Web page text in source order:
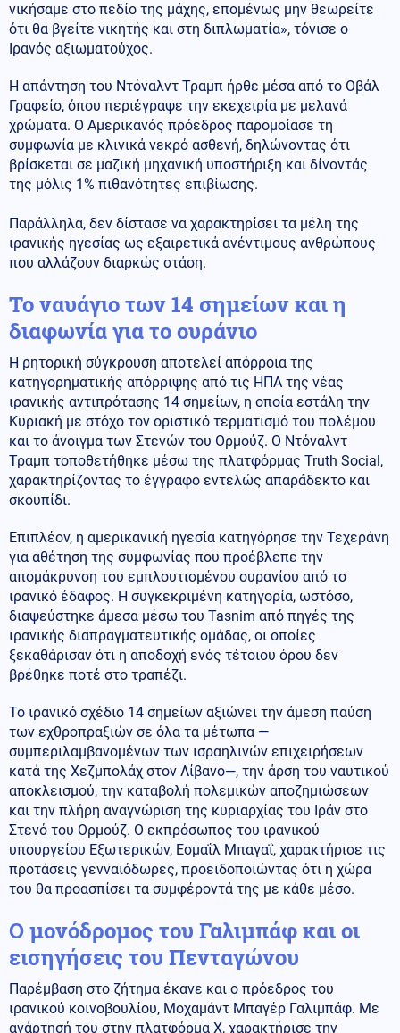
νικήσαμε στο πεδίο της μάχης, επομένως μην θεωρείτε
ότι θα βγείτε νικητής και στη διπλωματία», τόνισε ο
Ιρανός αξιωματούχος.
Η απάντηση του Ντόναλντ Τραμπ ήρθε μέσα από το Οβάλ
Γραφείο, όπου περιέγραψε την εκεχειρία με μελανά
χρώματα. Ο Αμερικανός πρόεδρος παρομοίασε τη
συμφωνία με κλινικά νεκρό ασθενή, δηλώνοντας ότι
βρίσκεται σε μαζική μηχανική υποστήριξη και δίνοντάς
της μόλις 1% πιθανότητες επιβίωσης.
Παράλληλα, δεν δίστασε να χαρακτηρίσει τα μέλη της
ιρανικής ηγεσίας ως εξαιρετικά ανέντιμους ανθρώπους
που αλλάζουν διαρκώς στάση.
Το ναυάγιο των 14 σημείων και η
διαφωνία για το ουράνιο
Η ρητορική σύγκρουση αποτελεί απόρροια της
κατηγορηματικής απόρριψης από τις ΗΠΑ της νέας
ιρανικής αντιπρότασης 14 σημείων, η οποία εστάλη την
Κυριακή με στόχο τον οριστικό τερματισμό του πολέμου
και το άνοιγμα των Στενών του Ορμούζ. Ο Ντόναλντ
Τραμπ τοποθετήθηκε μέσω της πλατφόρμας Truth Social,
χαρακτηρίζοντας το έγγραφο εντελώς απαράδεκτο και
σκουπίδι.
Επιπλέον, η αμερικανική ηγεσία κατηγόρησε την Τεχεράνη
για αθέτηση της συμφωνίας που προέβλεπε την
απομάκρυνση του εμπλουτισμένου ουρανίου από το
ιρανικό έδαφος. Η συγκεκριμένη κατηγορία, ωστόσο,
διαψεύστηκε άμεσα μέσω του Tasnim από πηγές της
ιρανικής διαπραγματευτικής ομάδας, οι οποίες
ξεκαθάρισαν ότι η αποδοχή ενός τέτοιου όρου δεν
βρέθηκε ποτέ στο τραπέζι.
Το ιρανικό σχέδιο 14 σημείων αξιώνει την άμεση παύση
των εχθροπραξιών σε όλα τα μέτωπα —
συμπεριλαμβανομένων των ισραηλινών επιχειρήσεων
κατά της Χεζμπολάχ στον Λίβανο—, την άρση του ναυτικού
αποκλεισμού, την καταβολή πολεμικών αποζημιώσεων
και την πλήρη αναγνώριση της κυριαρχίας του Ιράν στο
Στενό του Ορμούζ. Ο εκπρόσωπος του ιρανικού
υπουργείου Εξωτερικών, Εσμαΐλ Μπαγαΐ, χαρακτήρισε τις
προτάσεις γενναιόδωρες, προειδοποιώντας ότι η χώρα
του θα προασπίσει τα συμφέροντά της με κάθε μέσο.
Ο μονόδρομος του Γαλιμπάφ και οι
εισηγήσεις του Πενταγώνου
Παρέμβαση στο ζήτημα έκανε και ο πρόεδρος του
ιρανικού κοινοβουλίου, Μοχαμάντ Μπαγέρ Γαλιμπάφ. Με
ανάρτησή του στην πλατφόρμα X, χαρακτήρισε την